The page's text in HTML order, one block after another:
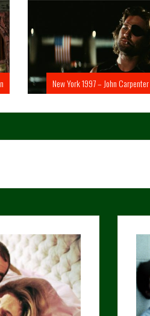
New York 1997 – John Carpenter 8/8